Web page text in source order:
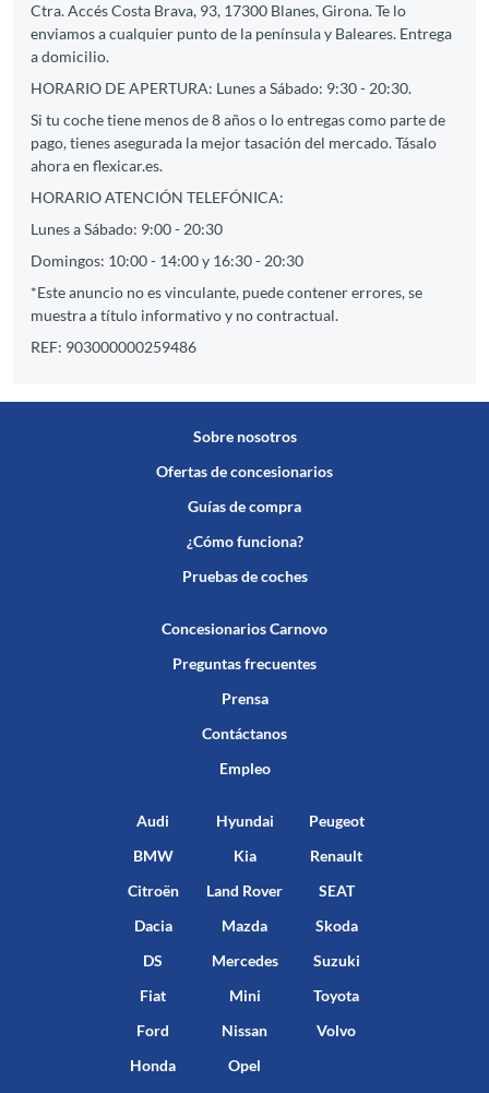
Ctra. Accés Costa Brava, 93, 17300 Blanes, Girona. Te lo
enviamos a cualquier punto de la península y Baleares. Entrega
a domicilio.
HORARIO DE APERTURA: Lunes a Sábado: 9:30 - 20:30.
Si tu coche tiene menos de 8 años o lo entregas como parte de
pago, tienes asegurada la mejor tasación del mercado. Tásalo
ahora en flexicar.es.
HORARIO ATENCIÓN TELEFÓNICA:
Lunes a Sábado: 9:00 - 20:30
Domingos: 10:00 - 14:00 y 16:30 - 20:30
*Este anuncio no es vinculante, puede contener errores, se
muestra a título informativo y no contractual.
REF: 903000000259486
Sobre nosotros
Ofertas de concesionarios
Guías de compra
¿Cómo funciona?
Pruebas de coches
Concesionarios Carnovo
Preguntas frecuentes
Prensa
Contáctanos
Empleo
Audi
BMW
Citroën
Dacia
DS
Fiat
Ford
Honda
Hyundai
Kia
Land Rover
Mazda
Mercedes
Mini
Nissan
Opel
Peugeot
Renault
SEAT
Skoda
Suzuki
Toyota
Volvo